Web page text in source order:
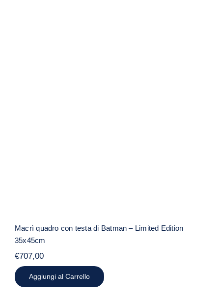
Macrì quadro con testa di Batman – Limited Edition
35x45cm
€707,00
Aggiungi al Carrello